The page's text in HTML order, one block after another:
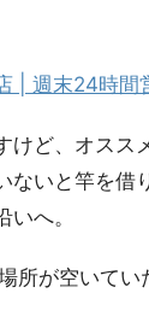
| 週末24時間
ど、オスス
いと竿を借
へ。
所が空いて